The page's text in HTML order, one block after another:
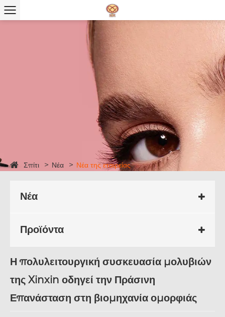
Σπίτι Νέα Νέα της εταιρείας
Νέα
Προϊόντα
Η πολυλειτουργική συσκευασία μολυβιών
της Xinxin οδηγεί την Πράσινη
Επανάσταση στη βιομηχανία ομορφιάς